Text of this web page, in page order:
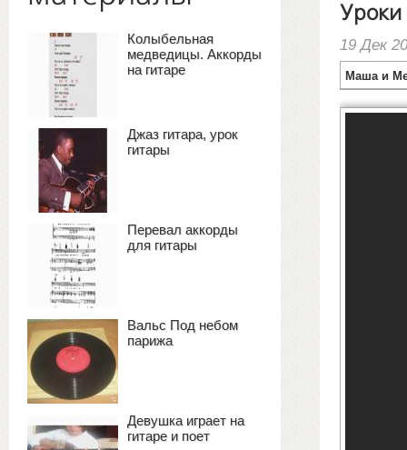
Колыбельная
медведицы. Аккорды
на гитаре
Джаз гитара, урок
гитары
Перевал аккорды
для гитары
Вальс Под небом
парижа
Девушка играет на
гитаре и поет
Уроки
19 Дек